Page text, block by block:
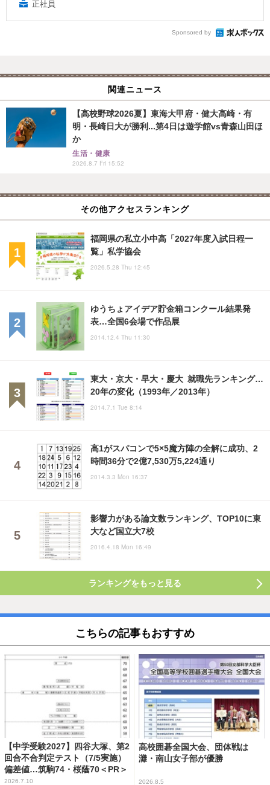
正社員
Sponsored by
関連ニュース
【高校野球2026夏】東海大甲府・健大高崎・有
明・長崎日大が勝利...第4日は遊学館vs青森山田ほ
か
生活・健康
2026.8.7 Fri 15:52
その他アクセスランキング
福岡県の私立小中高「2027年度入試日程一
覧」私学協会
2026.5.28 Thu 12:45
ゆうちょアイデア貯金箱コンクール結果発
表…全国6会場で作品展
2014.12.4 Thu 11:30
東大・京大・早大・慶大 就職先ランキング…
20年の変化（1993年／2013年）
2014.7.1 Tue 8:14
高1がスパコンで5×5魔方陣の全解に成功、2
時間36分で2億7,530万5,224通り
2014.3.3 Mon 16:37
影響力がある論文数ランキング、TOP10に東
大など国立大7校
2016.4.18 Mon 16:49
ランキングをもっと見る
こちらの記事もおすすめ
【中学受験2027】四谷大塚、第2
回合不合判定テスト（7/5実施）
偏差値…筑駒74・桜蔭70＜PR＞
2026.7.10
高校囲碁全国大会、団体戦は
灘・南山女子部が優勝
2026.8.5